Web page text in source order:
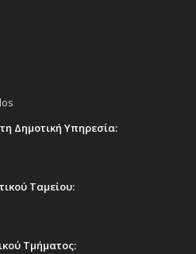
Δημοτική Υπηρεσία:
Ταμείου:
Τμήματος: